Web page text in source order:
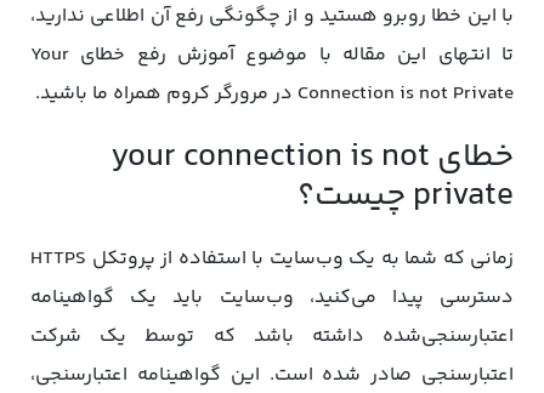
با این خطا روبرو هستید و از چگونگی رفع آن اطلاعی ندارید،
تا انتهای این مقاله با موضوع آموزش رفع خطای Your
Connection is not Private در مرورگر کروم همراه ما باشید.
خطای your connection is not
private چیست؟
زمانی که شما به یک وب‌سایت با استفاده از پروتکل HTTPS
دسترسی پیدا می‌کنید، وب‌سایت باید یک گواهینامه
اعتبارسنجی‌شده داشته باشد که توسط یک شرکت
اعتبارسنجی صادر شده است. این گواهینامه اعتبارسنجی،